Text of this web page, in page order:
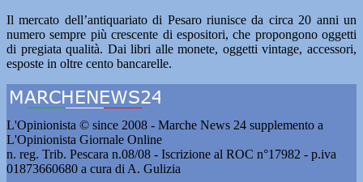
Il mercato dell’antiquariato di Pesaro riunisce da circa 20 anni un
numero sempre più crescente di espositori, che propongono oggetti
di pregiata qualità. Dai libri alle monete, oggetti vintage, accessori,
esposte in oltre cento bancarelle.
L'Opinionista © since 2008 - Marche News 24 supplemento a
L'Opinionista Giornale Online
n. reg. Trib. Pescara n.08/08 - Iscrizione al ROC n°17982 - p.iva
01873660680 a cura di A. Gulizia